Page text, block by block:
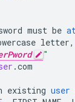
must be
letter,
"
.com
existing user